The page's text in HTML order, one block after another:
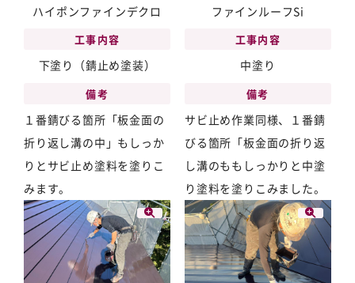
ハイポンファインデクロ
工事内容
下塗り（錆止め塗装）
備考
１番錆びる箇所「板金面の
折り返し溝の中」もしっか
りとサビ止め塗料を塗りこ
みます。
ファインルーフSi
工事内容
中塗り
備考
サビ止め作業同様、１番錆
びる箇所「板金面の折り返
し溝のももしっかりと中塗
り塗料を塗りこみました。